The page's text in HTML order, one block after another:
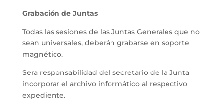
Grabación de Juntas
Todas las sesiones de las Juntas Generales que no
sean universales, deberán grabarse en soporte
magnético.
Sera responsabilidad del secretario de la Junta
incorporar el archivo informático al respectivo
expediente.